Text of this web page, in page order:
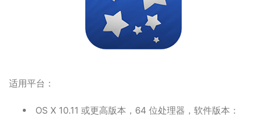
适用平台：
OS X 10.11 或更高版本，64 位处理器，软件版本：